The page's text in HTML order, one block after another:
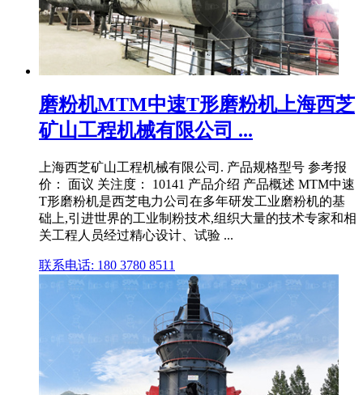
磨粉机MTM中速T形磨粉机上海西芝
矿山工程机械有限公司 ...
上海西芝矿山工程机械有限公司. 产品规格型号 参考报
价： 面议 关注度： 10141 产品介绍 产品概述 MTM中速
T形磨粉机是西芝电力公司在多年研发工业磨粉机的基
础上,引进世界的工业制粉技术,组织大量的技术专家和相
关工程人员经过精心设计、试验 ...
联系电话: 180 3780 8511